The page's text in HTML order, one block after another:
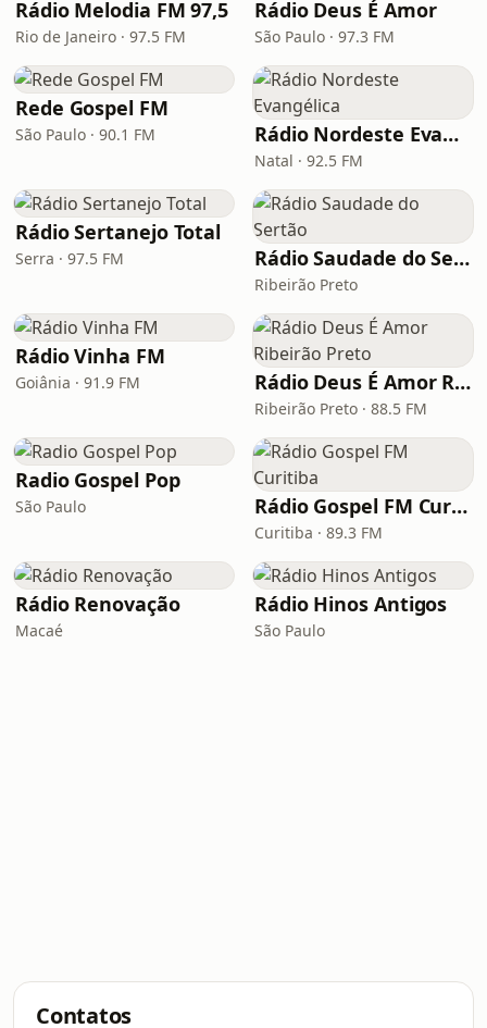
Rádio Melodia FM 97,5
Rio de Janeiro · 97.5 FM
Rádio Deus É Amor
São Paulo · 97.3 FM
Rede Gospel FM
São Paulo · 90.1 FM Rádio Nordeste Evangélica
Natal · 92.5 FM
Rádio Sertanejo Total
Serra · 97.5 FM Rádio Saudade do Sertão
Ribeirão Preto
Rádio Vinha FM
Goiânia · 91.9 FM Rádio Deus É Amor Ribeirão Preto
Ribeirão Preto · 88.5 FM
Radio Gospel Pop
São Paulo Rádio Gospel FM Curitiba
Curitiba · 89.3 FM
Rádio Renovação
Macaé
Rádio Hinos Antigos
São Paulo
Contatos